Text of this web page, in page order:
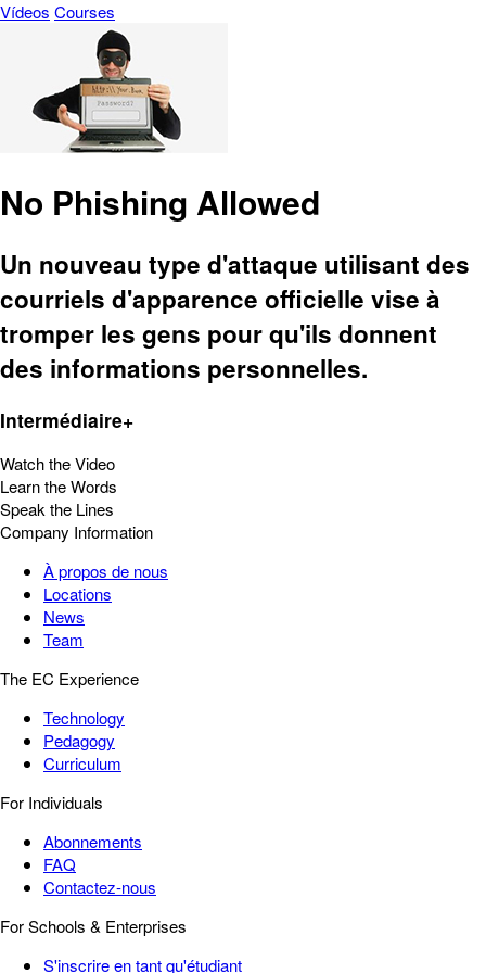
Vídeos Courses
No Phishing Allowed
Un nouveau type d'attaque utilisant des
courriels d'apparence officielle vise à
tromper les gens pour qu'ils donnent
des informations personnelles.
Intermédiaire+
Watch the Video
Learn the Words
Speak the Lines
Company Information
À propos de nous
Locations
News
Team
The EC Experience
Technology
Pedagogy
Curriculum
For Individuals
Abonnements
FAQ
Contactez-nous
For Schools & Enterprises
S'inscrire en tant qu'étudiant